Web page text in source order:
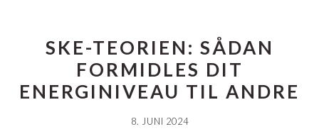
SKE-TEORIEN: SÅDAN
FORMIDLES DIT
ENERGINIVEAU TIL ANDRE
8. JUNI 2024